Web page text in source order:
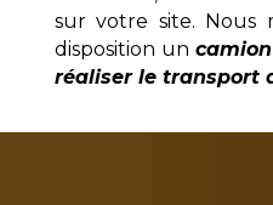
sur votre site. Nous
disposition un
réaliser le transport